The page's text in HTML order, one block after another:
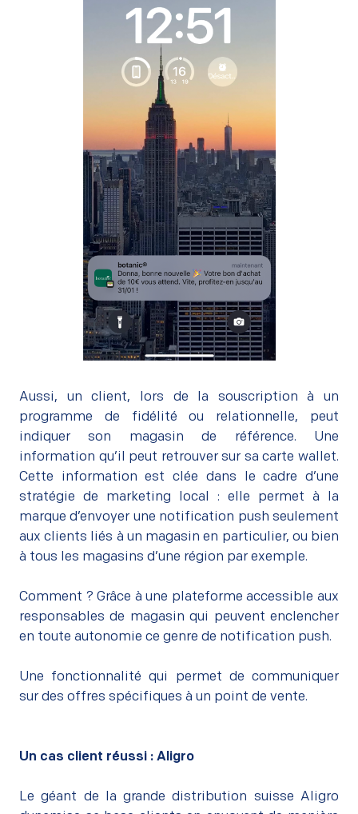
Aussi, un client, lors de la souscription à un
programme de fidélité ou relationnelle, peut
indiquer son magasin de référence. Une
information qu’il peut retrouver sur sa carte wallet.
Cette information est clée dans le cadre d’une
stratégie de marketing local : elle permet à la
marque d’envoyer une notification push seulement
aux clients liés à un magasin en particulier, ou bien
à tous les magasins d’une région par exemple.
Comment ? Grâce à une plateforme accessible aux
responsables de magasin qui peuvent enclencher
en toute autonomie ce genre de notification push.
Une fonctionnalité qui permet de communiquer
sur des offres spécifiques à un point de vente.
Un cas client réussi : Aligro
Le géant de la grande distribution suisse Aligro